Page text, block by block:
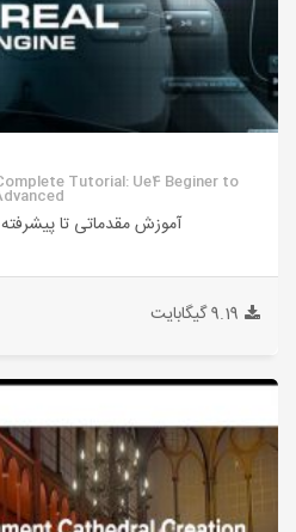
Tutorial: Ue4 Beginer to
آموزش مقدماتی تا پیشرفته Unreal Engine 4
9.19 گیگابایت